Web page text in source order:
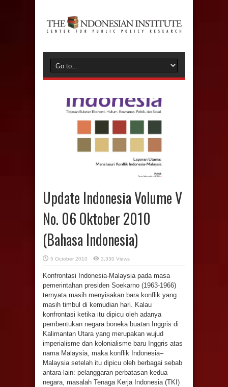
Update Indonesia Volume V
No. 06 Oktober 2010
(Bahasa Indonesia)
5 October 2010 3,330 Views
Konfrontasi Indonesia-Malaysia pada masa
pemerintahan presiden Soekarno (1963-1966)
ternyata masih menyisakan bara konflik yang
masih timbul di kemudian hari. Kalau
konfrontasi ketika itu dipicu oleh adanya
pembentukan negara boneka buatan Inggris di
Kalimantan Utara yang merupakan wujud
imperialisme dan kolonialisme baru Inggris atas
nama Malaysia, maka konflik Indonesia–
Malaysia setelah itu dipicu oleh berbagai sebab
antara lain: pelanggaran perbatasan kedua
negara, masalah Tenaga Kerja Indonesia (TKI)